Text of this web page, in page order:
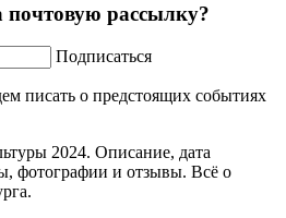
почтовую рассылку?
Подписаться
писать о предстоящих событиях
2024. Описание, дата
фотографии и отзывы. Всё о